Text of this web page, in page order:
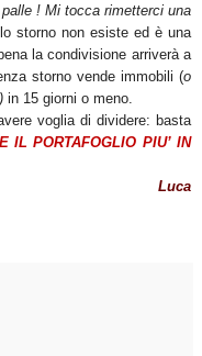
palle ! Mi tocca rimetterci una
storno non esiste ed è una
la condivisione arriverà a
storno vende immobili (o
in 15 giorni o meno.
voglia di dividere: basta
IL PORTAFOGLIO PIU’ IN
Luca